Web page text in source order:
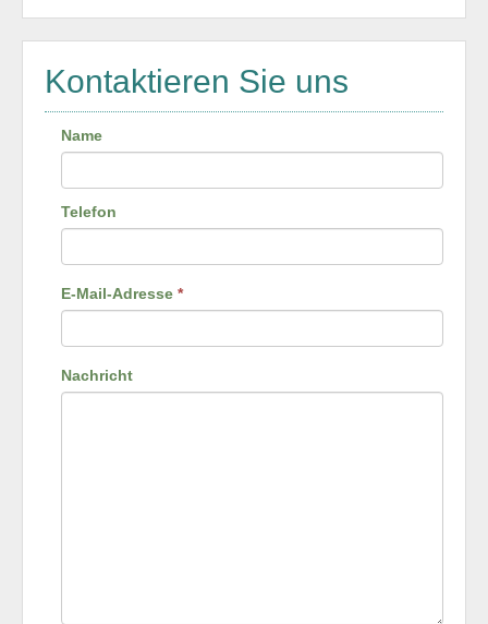
Kontaktieren Sie uns
Name
Telefon
E-Mail-Adresse *
Nachricht